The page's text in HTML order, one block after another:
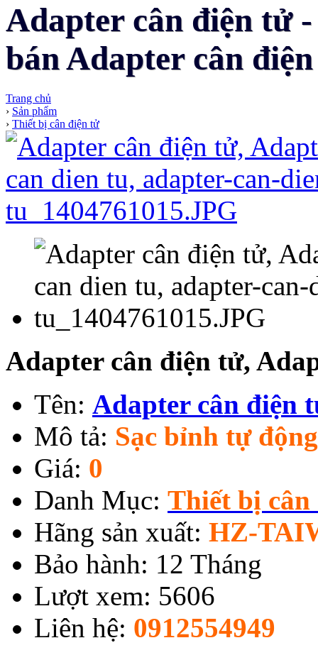
Adapter cân điện tử
bán Adapter cân
Trang chủ
› Sản phẩm
› Thiết bị cân điện tử
Adapter cân điện tử,
Tên: Adapter cân điện
Mô tả: Sạc bỉnh tự động
Giá: 0
Danh Mục: Thiết bị
Hãng sản xuất: HZ-
Bảo hành: 12 Tháng
Lượt xem: 5606
Liên hệ: 0912554949